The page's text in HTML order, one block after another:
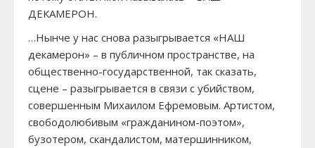
ДЕКАМЕРОН.
…Нынче у нас снова разыгрывается «НАШ
декамерон» – в публичном пространстве, на
общественно-государственной, так сказать,
сцене – разыгрывается в связи с убийством,
совершенным Михаилом Ефремовым. Артистом,
свободолюбивым «гражданином-поэтом»,
бузотером, скандалистом, матершинником,